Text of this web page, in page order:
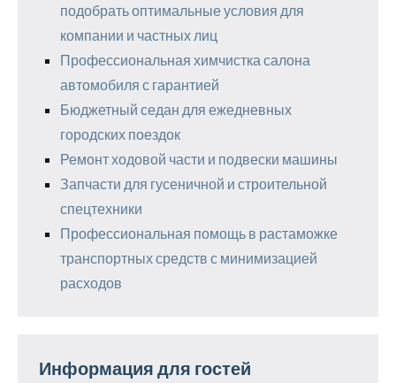
подобрать оптимальные условия для
компании и частных лиц
Профессиональная химчистка салона
автомобиля с гарантией
Бюджетный седан для ежедневных
городских поездок
Ремонт ходовой части и подвески машины
Запчасти для гусеничной и строительной
спецтехники
Профессиональная помощь в растаможке
транспортных средств с минимизацией
расходов
Информация для гостей